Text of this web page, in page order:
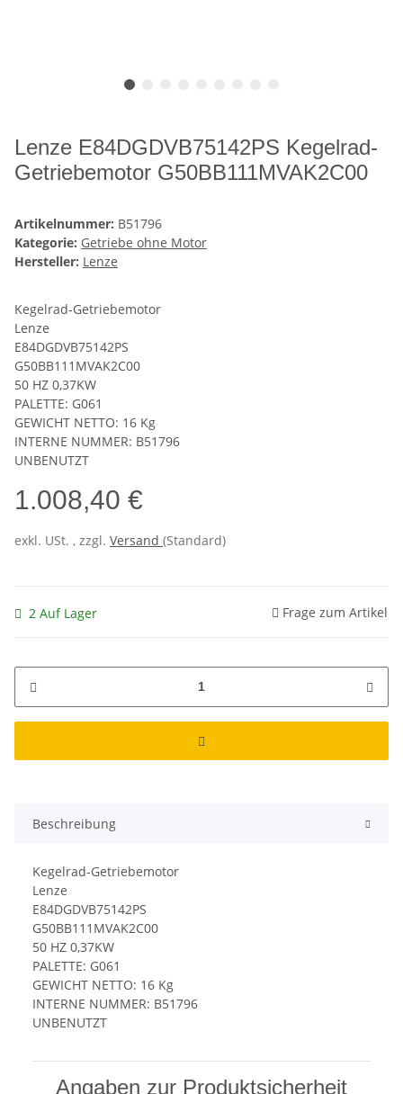
Lenze E84DGDVB75142PS Kegelrad-
Getriebemotor G50BB111MVAK2C00
Artikelnummer: B51796
Kategorie: Getriebe ohne Motor
Hersteller: Lenze
Kegelrad-Getriebemotor
Lenze
E84DGDVB75142PS
G50BB111MVAK2C00
50 HZ 0,37KW
PALETTE: G061
GEWICHT NETTO: 16 Kg
INTERNE NUMMER: B51796
UNBENUTZT
1.008,40 €
exkl. USt. , zzgl. Versand (Standard)
2 Auf Lager Frage zum Artikel
Beschreibung
Kegelrad-Getriebemotor
Lenze
E84DGDVB75142PS
G50BB111MVAK2C00
50 HZ 0,37KW
PALETTE: G061
GEWICHT NETTO: 16 Kg
INTERNE NUMMER: B51796
UNBENUTZT
Angaben zur Produktsicherheit